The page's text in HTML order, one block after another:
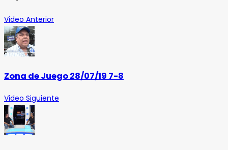
Video Anterior
Zona de Juego 28/07/19 7-8
Video Siguiente